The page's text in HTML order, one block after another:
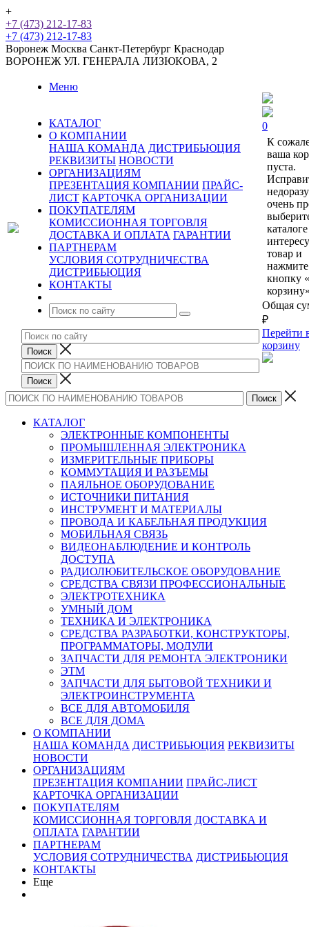
+
+7 (473) 212-17-83
+7 (473) 212-17-83
Воронеж Москва Санкт-Петербург Краснодар
ВОРОНЕЖ УЛ. ГЕНЕРАЛА ЛИЗЮКОВА, 2
Меню
КАТАЛОГ
О КОМПАНИИ
НАША КОМАНДА ДИСТРИБЬЮЦИЯ
РЕКВИЗИТЫ НОВОСТИ
ОРГАНИЗАЦИЯМ
ПРЕЗЕНТАЦИЯ КОМПАНИИ ПРАЙС-
ЛИСТ КАРТОЧКА ОРГАНИЗАЦИИ
ПОКУПАТЕЛЯМ
КОМИССИОННАЯ ТОРГОВЛЯ
ДОСТАВКА И ОПЛАТА ГАРАНТИИ
ПАРТНЕРАМ
УСЛОВИЯ СОТРУДНИЧЕСТВА
ДИСТРИБЬЮЦИЯ
КОНТАКТЫ
0
К
ваша
пуста.
очень
каталоге
товар и
нажмите
кнопку
Общая
₽
Перейти
корзину
КАТАЛОГ
ЭЛЕКТРОННЫЕ КОМПОНЕНТЫ
ПРОМЫШЛЕННАЯ ЭЛЕКТРОНИКА
ИЗМЕРИТЕЛЬНЫЕ ПРИБОРЫ
КОММУТАЦИЯ И РАЗЪЕМЫ
ПАЯЛЬНОЕ ОБОРУДОВАНИЕ
ИСТОЧНИКИ ПИТАНИЯ
ИНСТРУМЕНТ И МАТЕРИАЛЫ
ПРОВОДА И КАБЕЛЬНАЯ ПРОДУКЦИЯ
МОБИЛЬНАЯ СВЯЗЬ
ВИДЕОНАБЛЮДЕНИЕ И КОНТРОЛЬ
ДОСТУПА
РАДИОЛЮБИТЕЛЬСКОЕ ОБОРУДОВАНИЕ
СРЕДСТВА СВЯЗИ ПРОФЕССИОНАЛЬНЫЕ
ЭЛЕКТРОТЕХНИКА
УМНЫЙ ДОМ
ТЕХНИКА И ЭЛЕКТРОНИКА
СРЕДСТВА РАЗРАБОТКИ, КОНСТРУКТОРЫ,
ПРОГРАММАТОРЫ, МОДУЛИ
ЗАПЧАСТИ ДЛЯ РЕМОНТА ЭЛЕКТРОНИКИ
ЭТМ
ЗАПЧАСТИ ДЛЯ БЫТОВОЙ ТЕХНИКИ И
ЭЛЕКТРОИНСТРУМЕНТА
ВСЕ ДЛЯ АВТОМОБИЛЯ
ВСЕ ДЛЯ ДОМА
О КОМПАНИИ
НАША КОМАНДА ДИСТРИБЬЮЦИЯ РЕКВИЗИТЫ
НОВОСТИ
ОРГАНИЗАЦИЯМ
ПРЕЗЕНТАЦИЯ КОМПАНИИ ПРАЙС-ЛИСТ
КАРТОЧКА ОРГАНИЗАЦИИ
ПОКУПАТЕЛЯМ
КОМИССИОННАЯ ТОРГОВЛЯ ДОСТАВКА И
ОПЛАТА ГАРАНТИИ
ПАРТНЕРАМ
УСЛОВИЯ СОТРУДНИЧЕСТВА ДИСТРИБЬЮЦИЯ
КОНТАКТЫ
Еще